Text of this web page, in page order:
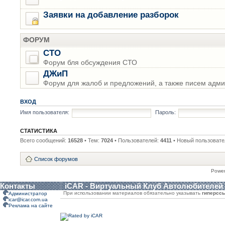
Заявки на добавление разборок
ФОРУМ
СТО
Форум бля обсуждения СТО
ДЖиП
Форум для жалоб и предложений, а также писем
ВХОД
Имя пользователя:
Пароль:
СТАТИСТИКА
Всего сообщений: 16528 • Тем: 7024 • Пользователей: 4411 • Новый
Список форумов
Контакты iCAR - Виртуальный Клуб Автолюбителей
Администратор
icar@icar.com.ua
Реклама на сайте
При использовании материалов обязательно указывать